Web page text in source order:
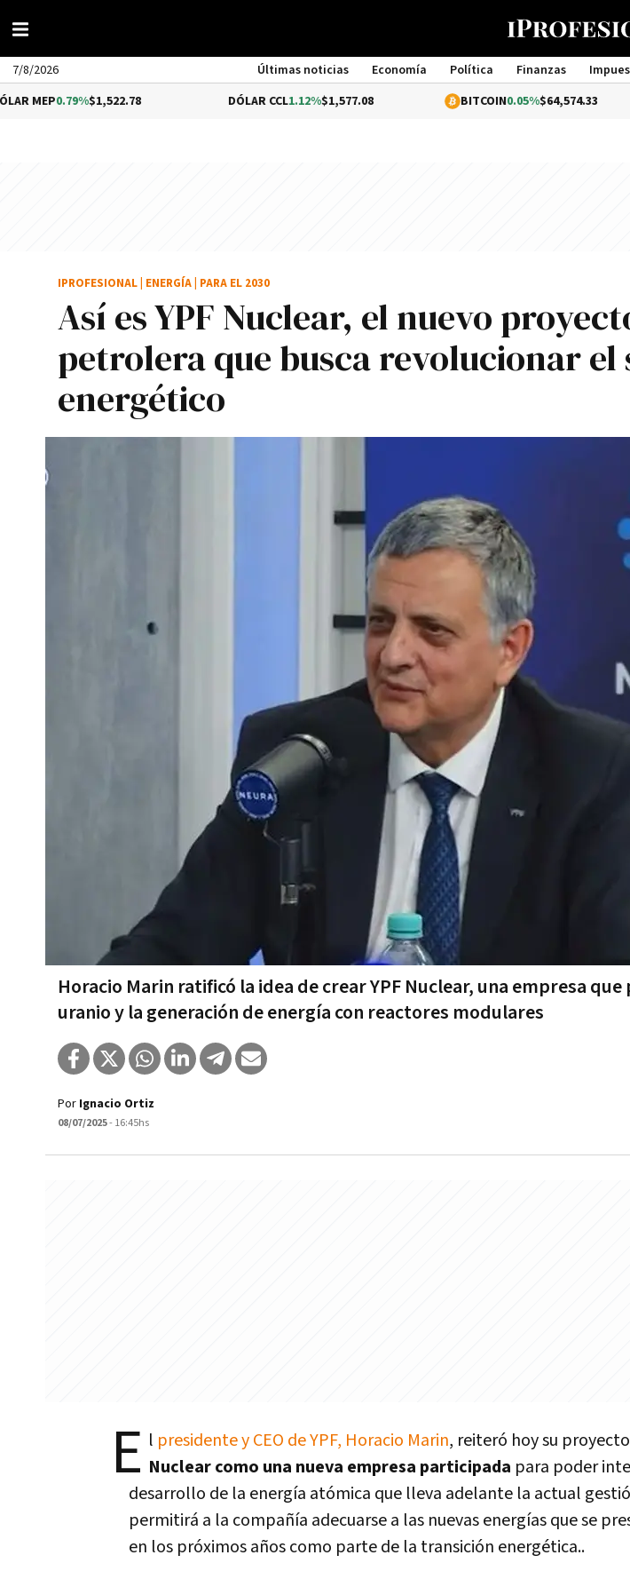
7/8/2026 Últimas noticias Economía Política Finanzas
$1,522.78 1.12%$1,577.08 BITCOIN0.05%$64,574.33
Así es YPF Nuclear, el nuevo
petrolera que busca revolucionar el
energético
Horacio Marin ratificó la idea de crear YPF Nuclear, una empresa
uranio y la generación de energía con reactores modulares
IPROFESIONAL ENERGÍA PARA EL 2030
Por Ignacio Ortiz
08/07/2025- 16:45hs
E l presidente y CEO de YPF, Horacio Marin, reiteró hoy su
Nuclear como una nueva empresa participada para poder
desarrollo de la energía atómica que lleva adelante la actual
permitirá a la compañía adecuarse a las nuevas energías que se
en los próximos años como parte de la transición energética..